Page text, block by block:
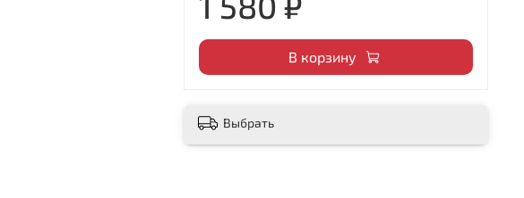
В корзину
Выбрать